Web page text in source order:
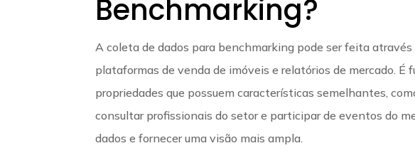
Benchmarking?
A coleta de dados para benchmarking pode ser feita
plataformas de venda de imóveis e relatórios de mercado. É
propriedades que possuem características semelhantes,
consultar profissionais do setor e participar de eventos do
dados e fornecer uma visão mais ampla.